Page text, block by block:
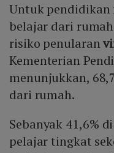
Untuk
belajar dari
risiko penularan
Kementerian
menunjukkan,
dari rumah.
Sebanyak 41,6%
pelajar tingkat